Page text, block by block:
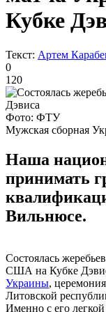
Кубке
Текст: Артем
0
120
Фото: ФТУ
Мужская сборная
Наша
принимать
Вильнюсе.
Состоялась
США на Кубке
Украины,
Литовской
Именно с его